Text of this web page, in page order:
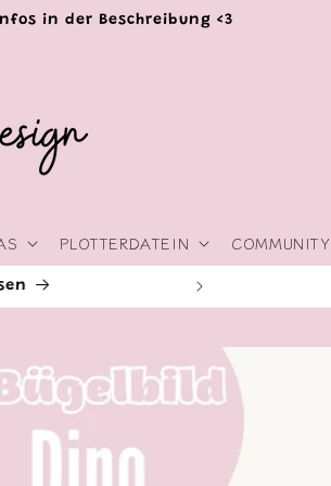
in der Beschreibung <3
PLOTTERDATEIN COMMUNITY